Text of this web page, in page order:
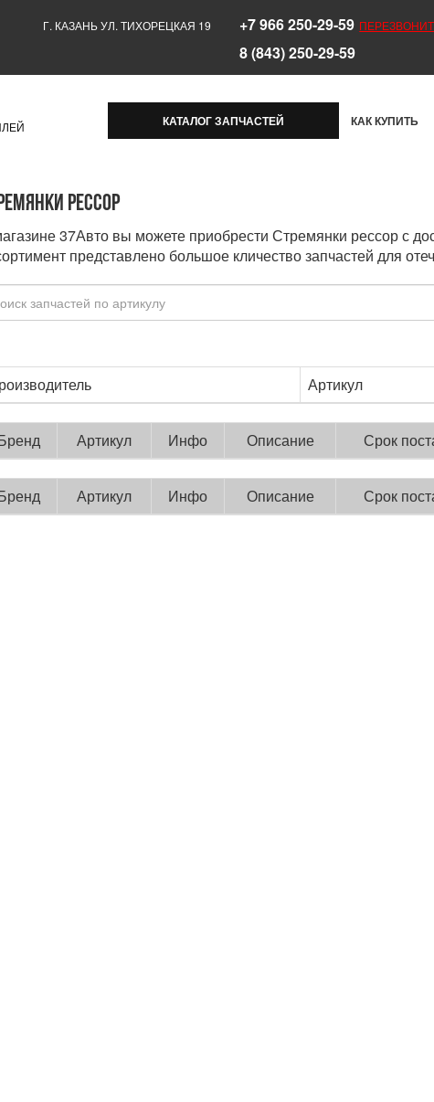
Г. КАЗАНЬ УЛ. ТИХОРЕЦКАЯ 19
+7 966 250-29-59
8 (843) 250-29-59
КАТАЛОГ ЗАПЧАСТЕЙ КАК КУПИТЬ
рессор
37Авто вы можете приобрести Стремянки рессор с
представлено большое кличество запчастей для
Артикул
Артикул Инфо Описание Срок
Артикул Инфо Описание Срок